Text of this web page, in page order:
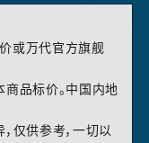
或万代官方旗舰
品标价。中国内地
仅供参考，一切以